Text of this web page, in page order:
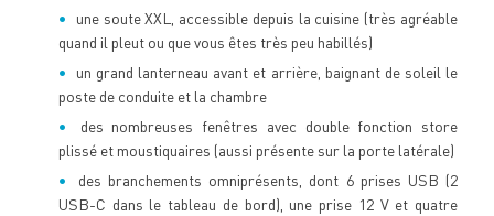
une soute XXL, accessible depuis la cuisine (très agréable
quand il pleut ou que vous êtes très peu habillés)
un grand lanterneau avant et arrière, baignant de soleil le
poste de conduite et la chambre
des nombreuses fenêtres avec double fonction store
plissé et moustiquaires (aussi présente sur la porte latérale)
des branchements omniprésents, dont 6 prises USB (2
USB-C dans le tableau de bord), une prise 12 V et quatre